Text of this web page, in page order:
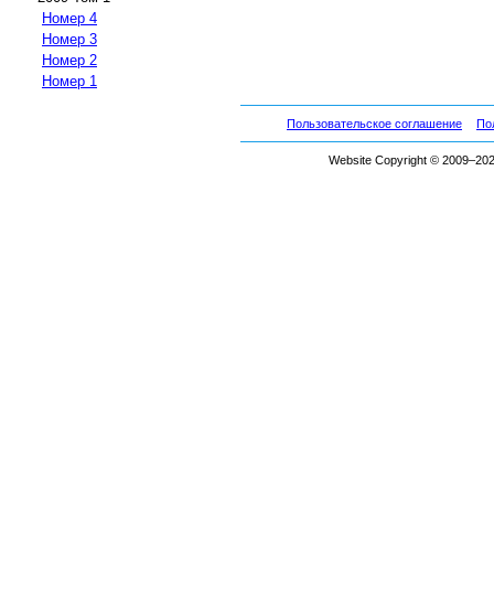
Номер 4
Номер 3
Номер 2
Номер 1
Пользовательское соглашение
Website Copyright ©